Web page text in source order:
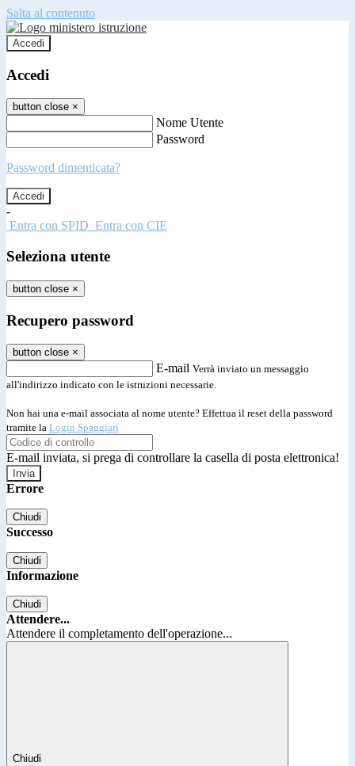
Salta al contenuto
Accedi
Accedi
button close ×
Nome Utente
Password
Password dimenticata?
-
Entra con SPID Entra con CIE
Seleziona utente
button close ×
Recupero password
button close ×
E-mail Verrà inviato un messaggio
all'indirizzo indicato con le istruzioni necessarie.
Non hai una e-mail associata al nome utente? Effettua il reset della password
tramite la Login Spaggiari
E-mail inviata, si prega di controllare la casella di posta elettronica!
Errore
Chiudi
Successo
Chiudi
Informazione
Chiudi
Attendere...
Attendere il completamento dell'operazione...
Chiudi